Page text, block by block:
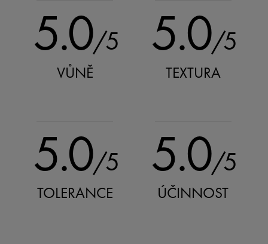
5.0/5
VŮNĚ
5.0/5
TEXTURA
5.0/5
TOLERANCE
5.0/5
ÚČINNOST